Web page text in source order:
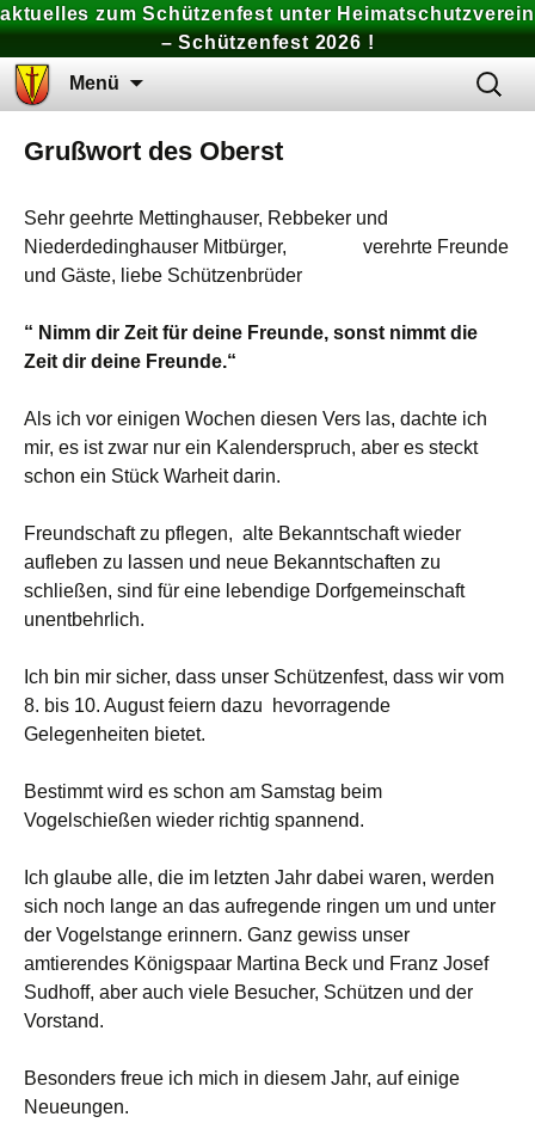
aktuelles zum Schützenfest unter Heimatschutzverein
– Schützenfest 2026 !
Menü
Suchen
nach:
Grußwort des Oberst
Sehr geehrte Mettinghauser, Rebbeker und
Niederdedinghauser Mitbürger, verehrte Freunde
und Gäste, liebe Schützenbrüder
“ Nimm dir Zeit für deine Freunde, sonst nimmt die
Zeit dir deine Freunde.“
Als ich vor einigen Wochen diesen Vers las, dachte ich
mir, es ist zwar nur ein Kalenderspruch, aber es steckt
schon ein Stück Warheit darin.
Freundschaft zu pflegen, alte Bekanntschaft wieder
aufleben zu lassen und neue Bekanntschaften zu
schließen, sind für eine lebendige Dorfgemeinschaft
unentbehrlich.
Ich bin mir sicher, dass unser Schützenfest, dass wir vom
8. bis 10. August feiern dazu hevorragende
Gelegenheiten bietet.
Bestimmt wird es schon am Samstag beim
Vogelschießen wieder richtig spannend.
Ich glaube alle, die im letzten Jahr dabei waren, werden
sich noch lange an das aufregende ringen um und unter
der Vogelstange erinnern. Ganz gewiss unser
amtierendes Königspaar Martina Beck und Franz Josef
Sudhoff, aber auch viele Besucher, Schützen und der
Vorstand.
Besonders freue ich mich in diesem Jahr, auf einige
Neueungen.